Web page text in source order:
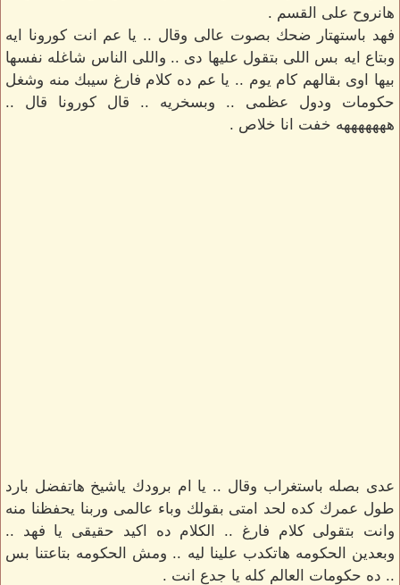
هانروح على القسم .
فهد باستهتار ضحك بصوت عالى وقال .. يا عم انت كورونا ايه
وبتاع ايه بس اللى بتقول عليها دى .. واللى الناس شاغله نفسها
بيها اوى بقالهم كام يوم .. يا عم ده كلام فارغ سيبك منه وشغل
حكومات ودول عظمى .. وبسخريه .. قال كورونا قال ..
هههههههه خفت انا خلاص .
عدى بصله باستغراب وقال .. يا ام برودك ياشيخ هاتفضل بارد
طول عمرك كده لحد امتى بقولك وباء عالمى وربنا يحفظنا منه
وانت بتقولى كلام فارغ .. الكلام ده اكيد حقيقى يا فهد ..
وبعدين الحكومه هاتكدب علينا ليه .. ومش الحكومه بتاعتنا بس
.. ده حكومات العالم كله يا جدع انت .